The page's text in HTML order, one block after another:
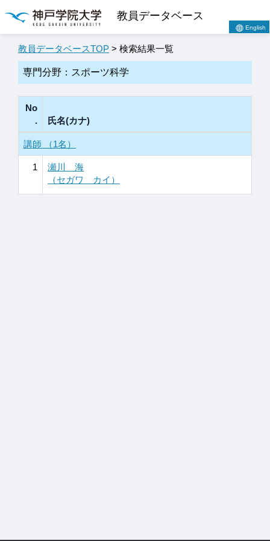
教員データベース
English
教員データベースTOP > 検索結果一覧
専門分野：スポーツ科学
No
.
氏名(カナ)
講師 （1名）
1
瀬川 海
（セガワ カイ）